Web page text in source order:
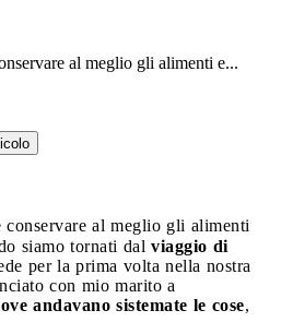
al meglio gli alimenti e...
al meglio gli alimenti
siamo tornati dal viaggio di
per la prima volta nella nostra
con mio marito a
andavano sistemate le cose,